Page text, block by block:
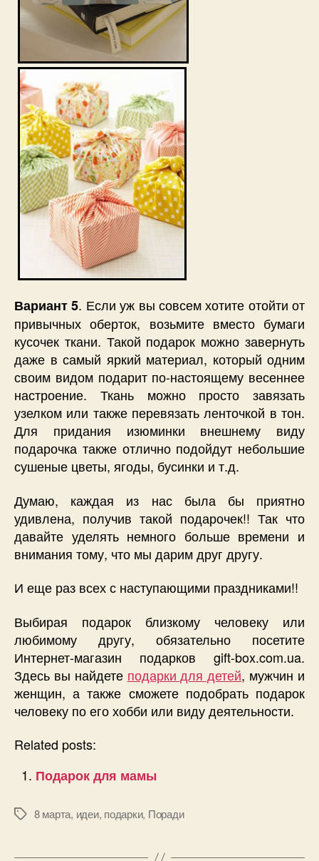
Вариант 5. Если уж вы совсем хотите отойти от
привычных оберток, возьмите вместо бумаги
кусочек ткани. Такой подарок можно завернуть
даже в самый яркий материал, который одним
своим видом подарит по-настоящему весеннее
настроение. Ткань можно просто завязать
узелком или также перевязать ленточкой в тон.
Для придания изюминки внешнему виду
подарочка также отлично подойдут небольшие
сушеные цветы, ягоды, бусинки и т.д.
Думаю, каждая из нас была бы приятно
удивлена, получив такой подарочек!! Так что
давайте уделять немного больше времени и
внимания тому, что мы дарим друг другу.
И еще раз всех с наступающими праздниками!!
Выбирая подарок близкому человеку или
любимому другу, обязательно посетите
Интернет-магазин подарков gift-box.com.ua.
Здесь вы найдете подарки для детей, мужчин и
женщин, а также сможете подобрать подарок
человеку по его хобби или виду деятельности.
Related posts:
Подарок для мамы
Позначки
8 марта, идеи, подарки, Поради